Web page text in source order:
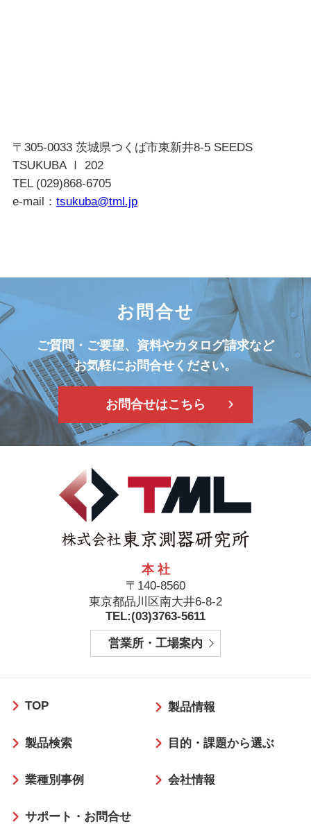
〒305-0033 茨城県つくば市東新井8-5 SEEDS
TSUKUBA Ⅰ 202
TEL (029)868-6705
e-mail： tsukuba@tml.jp
お問合せ
ご質問・ご要望、資料やカタログ請求など
お気軽にお問合せください。
お問合せはこちら
本 社
〒140-8560
東京都品川区南大井6-8-2
TEL:(03)3763-5611
営業所・工場案内
ッ
ー
TOP 製品情報
製品検索 目的・課題から選ぶ
業種別事例 会社情報
サポート・お問合せ